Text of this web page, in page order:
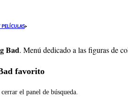
>
Bad. Menú dedicado a las figuras de
favorito
el panel de búsqueda.